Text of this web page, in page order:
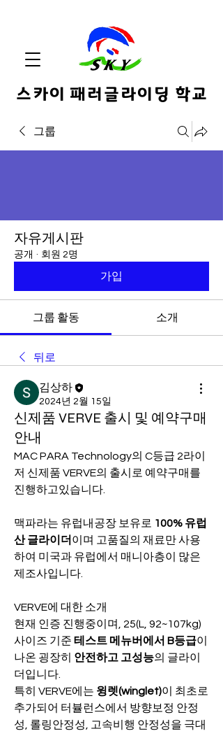
스카이 패러글라이딩 학교
그룹
자유게시판
공개 · 회원 2명
가입
그룹 활동 소개
뒤로
김상하
2024년 2월 15일
신제품 VERVE 출시 및 예약구매
안내
MAC PARA Technology의 C등급 2라이
저 신제품 VERVE의 출시로 예약구매를
진행하고있습니다.
맥파라는 유럽내공장 보유로 100% 유럽
산 글라이더 이며 고품질의 재료만 사용
하여 미국과 유럽에서 매니아층이 많은
제조사입니다.
VERVE에 대한 소개
현재 인증 진행중이며, 25(L, 92~107kg)
사이즈 기준 테스트 메뉴버에서 B등급이
나온 굉장히 안전하고 고성능의 글라이
더입니다.
특히 VERVE에는 윙렛(winglet)이 최초로
추가되어 터뷸런스에서 방향보정 안정
성, 롤링안정성, 고속비행 안정성을 극대